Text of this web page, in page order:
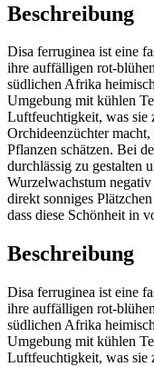
Beschreibung
Disa ferruginea ist eine
ihre auffälligen rot-
südlichen Afrika
Umgebung mit kühlen
Luftfeuchtigkeit, was sie
Orchideenzüchter
Pflanzen schätzen. Bei
durchlässig zu gestalten
Wurzelwachstum
direkt sonniges
dass diese Schönheit in
Beschreibung
Disa ferruginea ist eine
ihre auffälligen rot-
südlichen Afrika
Umgebung mit kühlen
Luftfeuchtigkeit, was sie